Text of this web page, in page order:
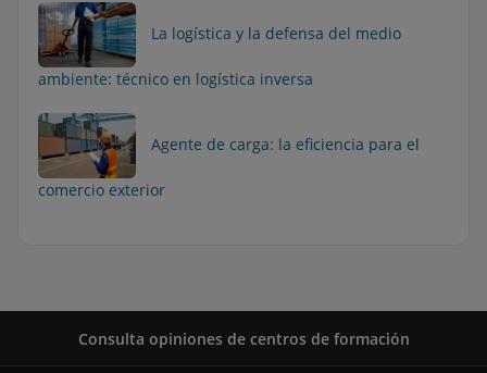
La logística y la defensa del medio
ambiente: técnico en logística inversa
Agente de carga: la eficiencia para el
comercio exterior
Consulta opiniones de centros de formación